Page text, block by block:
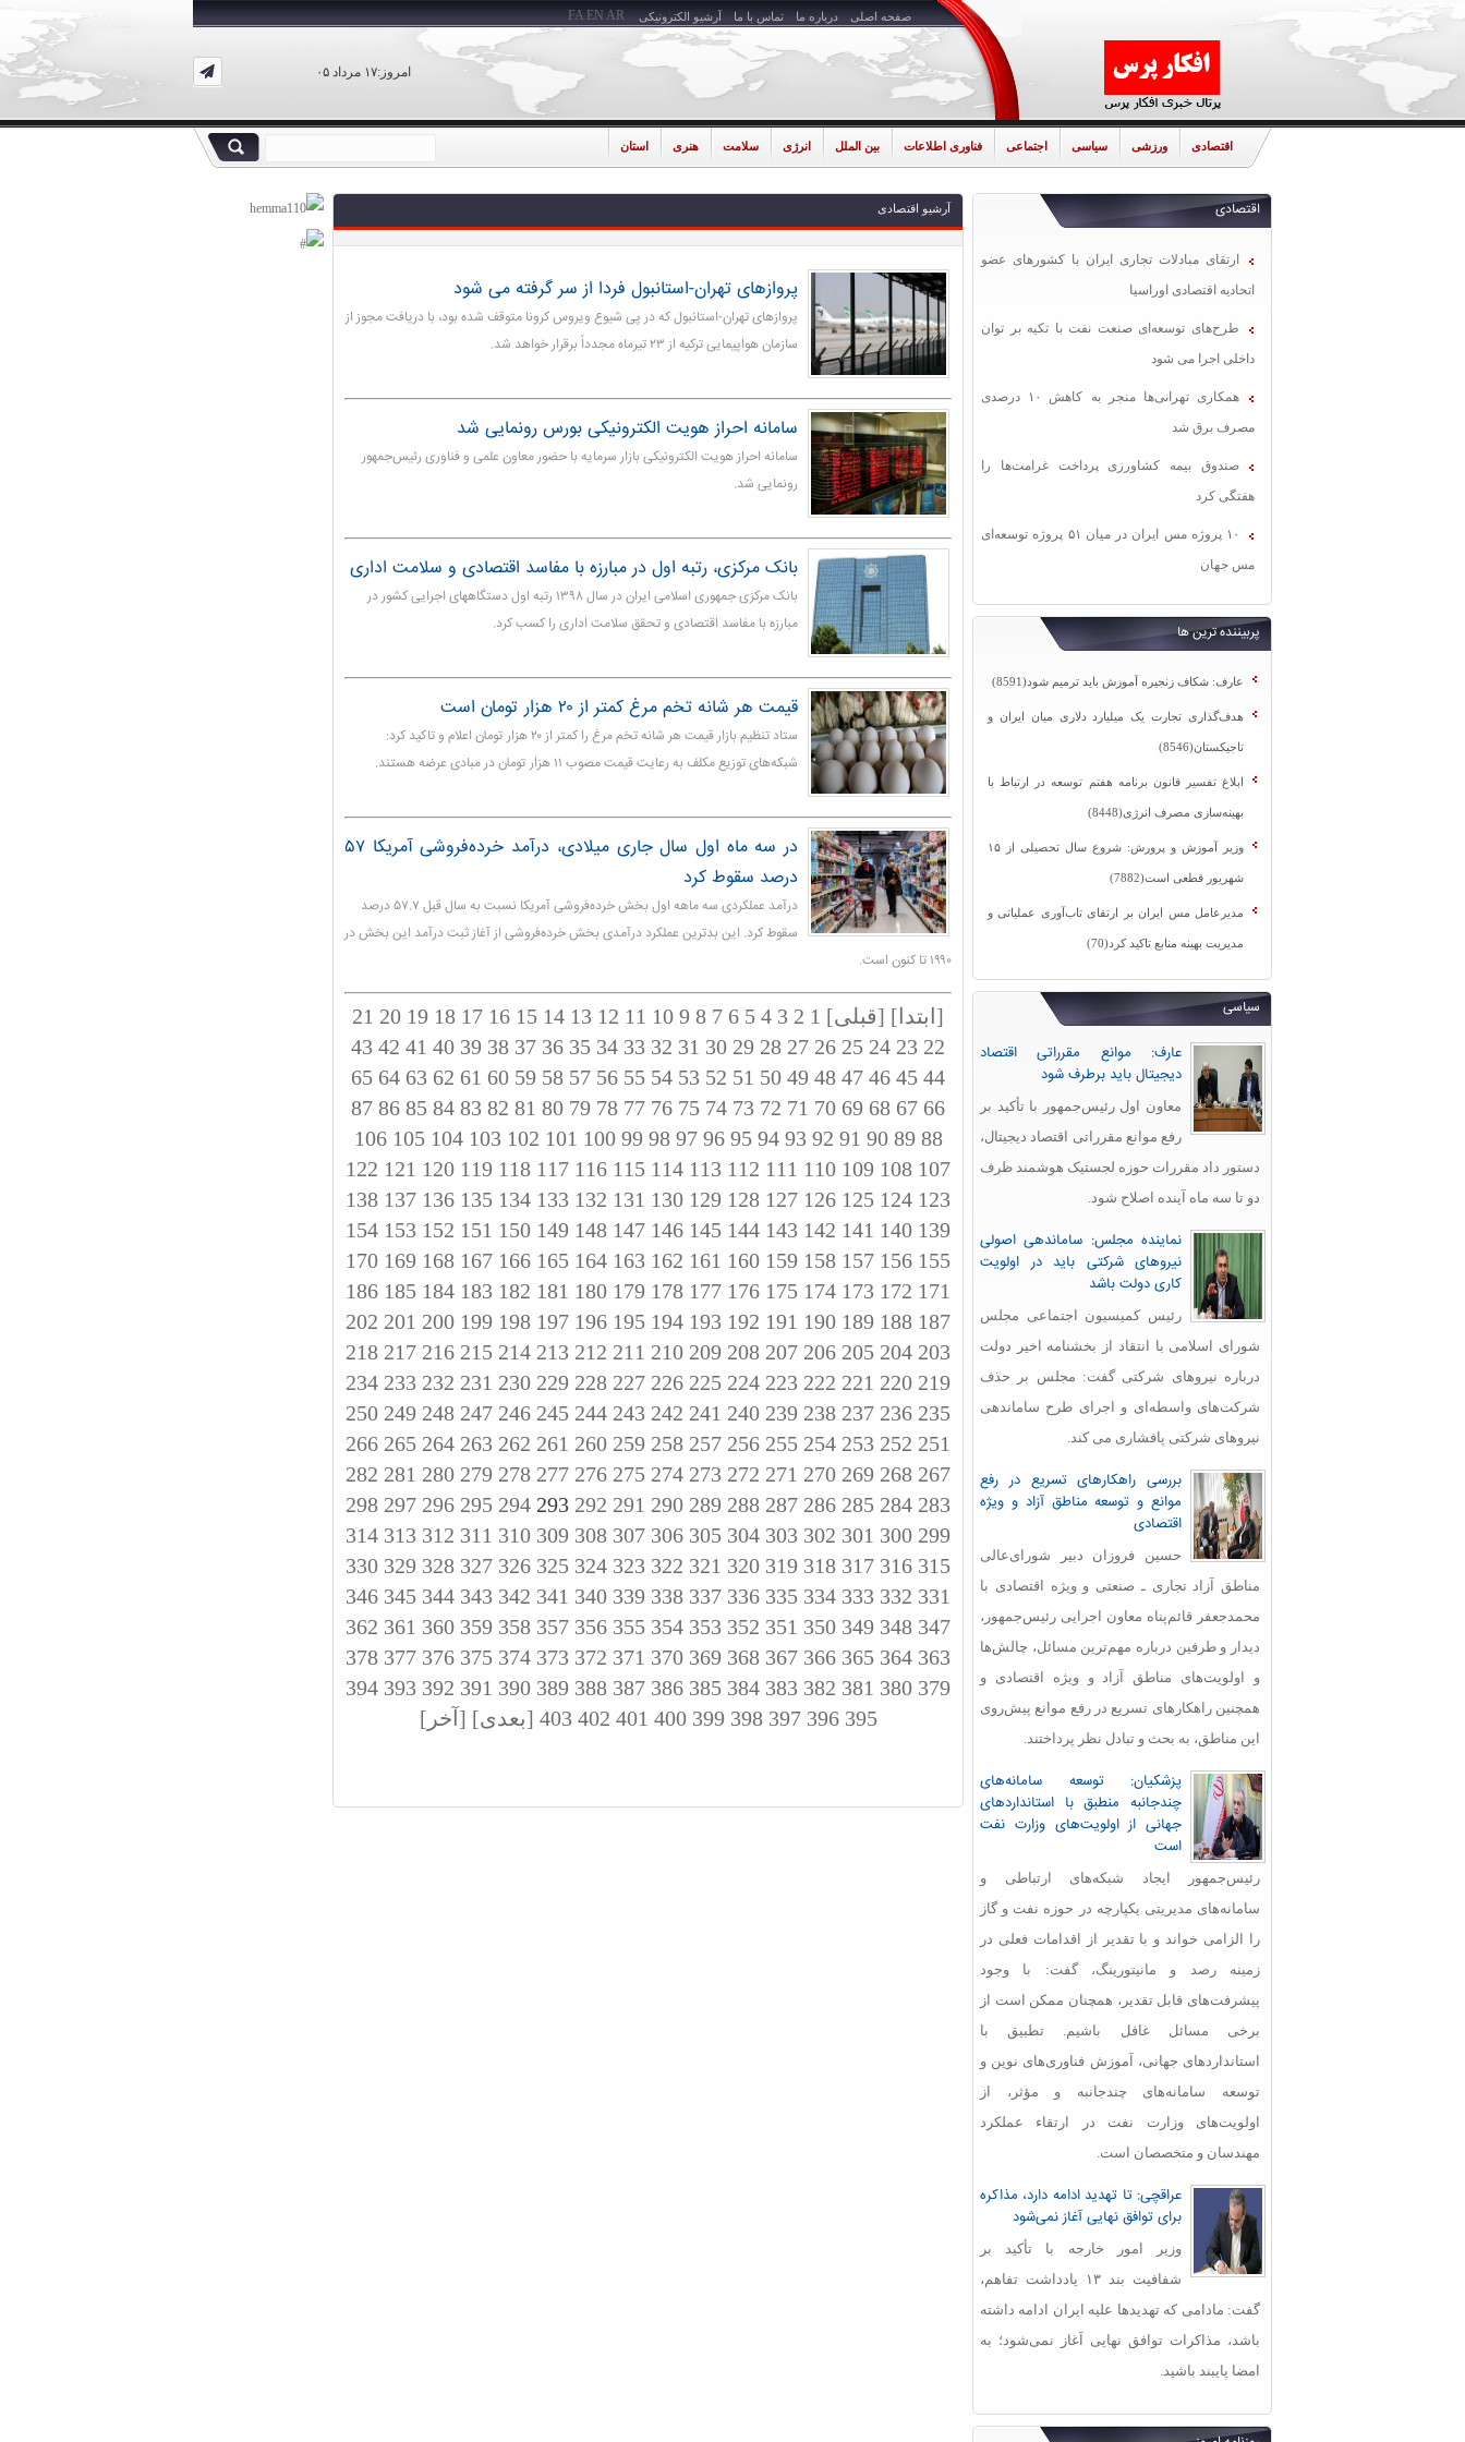
صفحه اصلی درباره ما تماس با ما آرشیو الکترونیکی
امروز:۱۷ مرداد ۰۵
FA EN AR
اقتصادی ورزشی سیاسی اجتماعی فناوری اطلاعات بین الملل انرژی سلامت هنری استان
اقتصادی
ارتقای مبادلات تجاری ایران با کشورهای عضو
اتحادیه اقتصادی اوراسیا
طرح‌های توسعه‌ای صنعت نفت با تکیه بر توان
داخلی اجرا می شود
همکاری تهرانی‌ها منجر به کاهش ۱۰ درصدی
مصرف برق شد
صندوق بیمه کشاورزی پرداخت غرامت‌ها را
هفتگی کرد
۱۰ پروژه مس ایران در میان ۵۱ پروژه توسعه‌ای
مس جهان
پربیننده ترین ها
عارف: شکاف زنجیره آموزش باید ترمیم شود(8591)
هدف‌گذاری تجارت یک میلیارد دلاری میان ایران و
تاجیکستان(8546)
ابلاغ تفسیر قانون برنامه هفتم توسعه در ارتباط با
بهینه‌سازی مصرف انرژی(8448)
وزیر آموزش و پرورش: شروع سال تحصیلی از ۱۵
شهریور قطعی است(7882)
مدیرعامل مس ایران بر ارتقای تاب‌آوری عملیاتی و
مدیریت بهینه منابع تاکید کرد(70)
سیاسی
عارف: موانع مقرراتی اقتصاد
دیجیتال باید برطرف شود
معاون اول رئیس‌جمهور با تأکید بر
رفع موانع مقرراتی اقتصاد دیجیتال،
دستور داد مقررات حوزه لجستیک هوشمند ظرف
دو تا سه ماه آینده اصلاح شود.
نماینده مجلس: ساماندهی اصولی
نیروهای شرکتی باید در اولویت
کاری دولت باشد
رئیس کمیسیون اجتماعی مجلس
شورای اسلامی با انتقاد از بخشنامه اخیر دولت
درباره نیروهای شرکتی گفت: مجلس بر حذف
شرکت‌های واسطه‌ای و اجرای طرح ساماندهی
نیروهای شرکتی پافشاری می کند.
بررسی راهکارهای تسریع در رفع
موانع و توسعه مناطق آزاد و ویژه
اقتصادی
حسین فروزان دبیر شورای‌عالی
مناطق آزاد تجاری ـ صنعتی و ویژه اقتصادی با
محمدجعفر قائم‌پناه معاون اجرایی رئیس‌جمهور،
دیدار و طرفین درباره مهم‌ترین مسائل، چالش‌ها
و اولویت‌های مناطق آزاد و ویژه اقتصادی و
همچنین راهکارهای تسریع در رفع موانع پیش‌روی
این مناطق، به بحث و تبادل نظر پرداختند.
پزشکیان: توسعه سامانه‌های
چندجانبه منطبق با استانداردهای
جهانی از اولویت‌های وزارت نفت
است
رئیس‌جمهور ایجاد شبکه‌های ارتباطی و
سامانه‌های مدیریتی یکپارچه در حوزه نفت و گاز
را الزامی خواند و با تقدیر از اقدامات فعلی در
زمینه رصد و مانیتورینگ، گفت: با وجود
پیشرفت‌های قابل‌ تقدیر، همچنان ممکن است از
برخی مسائل غافل باشیم. تطبیق با
استانداردهای جهانی، آموزش فناوری‌های نوین و
توسعه سامانه‌های چندجانبه و مؤثر، از
اولویت‌های وزارت نفت در ارتقاء عملکرد
مهندسان و متخصصان است.
عراقچی: تا تهدید ادامه دارد، مذاکره
برای توافق نهایی آغاز نمی‌شود
وزیر امور خارجه با تأکید بر
شفافیت بند ۱۳ یادداشت تفاهم،
گفت: مادامی که تهدیدها علیه ایران ادامه داشته
باشد، مذاکرات توافق نهایی آغاز نمی‌شود؛ به
امضا پایبند باشید.
آرشیو اقتصادی
پروازهای تهران-استانبول فردا از سر گرفته می شود
پروازهای تهران-استانبول‌ که در پی شیوع ویروس کرونا متوقف شده بود، با دریافت مجوز از
سازمان هواپیمایی ترکیه از ۲۳ تیرماه مجدداً برقرار خواهد شد.
سامانه احراز هویت الکترونیکی بورس رونمایی شد
سامانه احراز هویت الکترونیکی بازار سرمایه با حضور معاون علمی و فناوری رئیس‌جمهور
رونمایی شد.
بانک مرکزی، رتبه اول در مبارزه با مفاسد اقتصادی و سلامت اداری
بانک مرکزی جمهوری اسلامی ایران در سال ۱۳۹۸ رتبه اول دستگاههای اجرایی کشور در
مبارزه با مفاسد اقتصادی و تحقق سلامت اداری را کسب کرد.
قیمت هر شانه تخم مرغ کمتر از ۲۰ هزار تومان است
ستاد تنظیم بازار قیمت هر شانه تخم مرغ را کمتر از ۲۰ هزار تومان اعلام و تاکید کرد:
شبکه‌های توزیع مکلف به رعایت قیمت مصوب ۱۱ هزار تومان در مبادی عرضه هستند.
در سه ماه اول سال جاری میلادی، درآمد خرده‌فروشی آمریکا ۵۷
درصد سقوط کرد
درآمد عملکردی سه ماهه اول بخش خرده‌فروشی آمریکا نسبت به سال قبل ۵۷.۷ درصد
سقوط کرد. این بدترین عملکرد درآمدی بخش خرده‌فروشی از آغاز ثبت درآمد این بخش در
۱۹۹۰ تا کنون است.
[ابتدا] [قبلی] 1
2
3
4
5
6
7
8
9
10
11
12
13
14
15
16
17
18
19
20
21
22
23
24
25
26
27
28
29
30
31
32
33
34
35
36
37
38
39
40
41
42
43
44
45
46
47
48
49
50
51
52
53
54
55
56
57
58
59
60
61
62
63
64
65
66
67
68
69
70
71
72
73
74
75
76
77
78
79
80
81
82
83
84
85
86
87
88
89
90
91
92
93
94
95
96
97
98
99
100
101
102
103
104
105
106
107
108
109
110
111
112
113
114
115
116
117
118
119
120
121
122
123
124
125
126
127
128
129
130
131
132
133
134
135
136
137
138
139
140
141
142
143
144
145
146
147
148
149
150
151
152
153
154
155
156
157
158
159
160
161
162
163
164
165
166
167
168
169
170
171
172
173
174
175
176
177
178
179
180
181
182
183
184
185
186
187
188
189
190
191
192
193
194
195
196
197
198
199
200
201
202
203
204
205
206
207
208
209
210
211
212
213
214
215
216
217
218
219
220
221
222
223
224
225
226
227
228
229
230
231
232
233
234
235
236
237
238
239
240
241
242
243
244
245
246
247
248
249
250
251
252
253
254
255
256
257
258
259
260
261
262
263
264
265
266
267
268
269
270
271
272
273
274
275
276
277
278
279
280
281
282
283
284
285
286
287
288
289
290
291
292
294
295
296
297
298
299
300
301
302
303
304
305
306
307
308
309
310
311
312
313
314
315
316
317
318
319
320
321
322
323
324
325
326
327
328
329
330
331
332
333
334
335
336
337
338
339
340
341
342
343
344
345
346
347
348
349
350
351
352
353
354
355
356
357
358
359
360
361
362
363
364
365
366
367
368
369
370
371
372
373
374
375
376
377
378
379
380
381
382
383
384
385
386
387
388
389
390
391
392
393
394
395
396
397
398
399
400
401
402
403 [بعدی] [آخر]